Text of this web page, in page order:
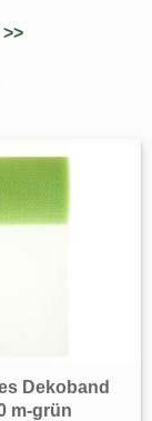
Dekoband
m-grün